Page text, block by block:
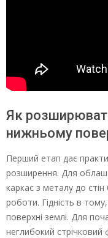
Як
нижньому
Перший етап дає
розширення. Для
каркас з металу до
роботи. Гідність в
поверхні землі. Для
неглибокий